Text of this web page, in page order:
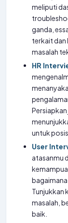
meliputi
ganda,
terkait dan
masalah
HR
Persiapkan
untuk
User
atasanmu
Tunjukkan
masalah,
baik.